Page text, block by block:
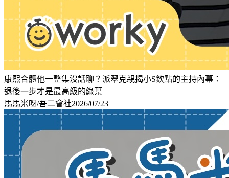
康熙合體他一整集沒話聊？派翠克親揭小S欽點的主持內幕：
退後一步才是最高級的綠葉
馬馬米呀/吾二會社2026/07/23